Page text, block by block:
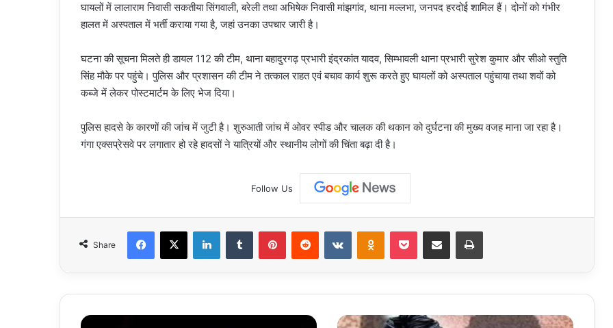
घायलों में लालाराम निवासी सकतीया सिंगवाली, बरेली तथा अभिषेक निवासी मांझगांव, थाना मल्लभा, जनपद हरदोई शामिल हैं। दोनों को गंभीर
हालत में अस्पताल में भर्ती कराया गया है, जहां उनका उपचार जारी है।
घटना की सूचना मिलते ही डायल 112 की टीम, थाना बहादुरगढ़ प्रभारी इंद्रकांत यादव, सिम्भावली थाना प्रभारी सुरेश कुमार और सीओ स्तुति
सिंह मौके पर पहुंचे। पुलिस और प्रशासन की टीम ने तत्काल राहत एवं बचाव कार्य शुरू करते हुए घायलों को अस्पताल पहुंचाया तथा शवों को
कब्जे में लेकर पोस्टमार्टम के लिए भेज दिया।
पुलिस हादसे के कारणों की जांच में जुटी है। शुरुआती जांच में ओवर स्पीड और चालक की थकान को दुर्घटना की मुख्य वजह माना जा रहा है।
गंगा एक्सप्रेसवे पर लगातार हो रहे हादसों ने यात्रियों और स्थानीय लोगों की चिंता बढ़ा दी है।
Follow Us
Share
Facebook
X LinkedInTumblr PinterestReddit VKontakteOdnoklassniki
Pocket Share via Email Print
Uttar
Uttar